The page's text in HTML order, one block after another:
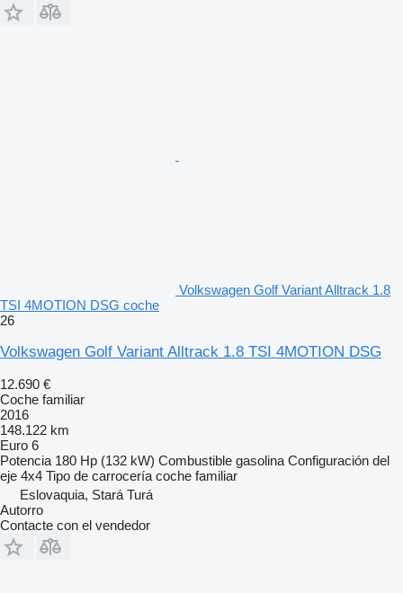
Volkswagen Golf Variant Alltrack 1.8
TSI 4MOTION DSG coche
26
Volkswagen Golf Variant Alltrack 1.8 TSI 4MOTION DSG
12.690 €
Coche familiar
2016
148.122 km
Euro 6
Potencia 180 Hp (132 kW) Combustible gasolina Configuración del
eje 4x4 Tipo de carrocería coche familiar
Eslovaquia, Stará Turá
Autorro
Contacte con el vendedor